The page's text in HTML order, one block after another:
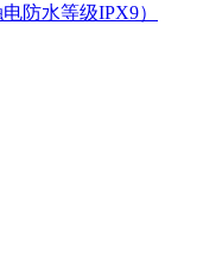
防水等级IPX9）